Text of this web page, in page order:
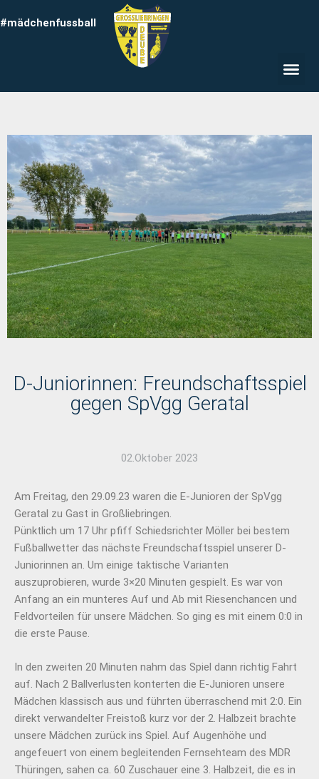
#mädchenfussball
D-Juniorinnen: Freundschaftsspiel
gegen SpVgg Geratal
02.Oktober 2023
Am Freitag, den 29.09.23 waren die E-Junioren der SpVgg
Geratal zu Gast in Großliebringen.
Pünktlich um 17 Uhr pfiff Schiedsrichter Möller bei bestem
Fußballwetter das nächste Freundschaftsspiel unserer D-
Juniorinnen an. Um einige taktische Varianten
auszuprobieren, wurde 3×20 Minuten gespielt. Es war von
Anfang an ein munteres Auf und Ab mit Riesenchancen und
Feldvorteilen für unsere Mädchen. So ging es mit einem 0:0 in
die erste Pause.
In den zweiten 20 Minuten nahm das Spiel dann richtig Fahrt
auf. Nach 2 Ballverlusten konterten die E-Junioren unsere
Mädchen klassisch aus und führten überraschend mit 2:0. Ein
direkt verwandelter Freistoß kurz vor der 2. Halbzeit brachte
unsere Mädchen zurück ins Spiel. Auf Augenhöhe und
angefeuert von einem begleitenden Fernsehteam des MDR
Thüringen, sahen ca. 60 Zuschauer eine 3. Halbzeit, die es in